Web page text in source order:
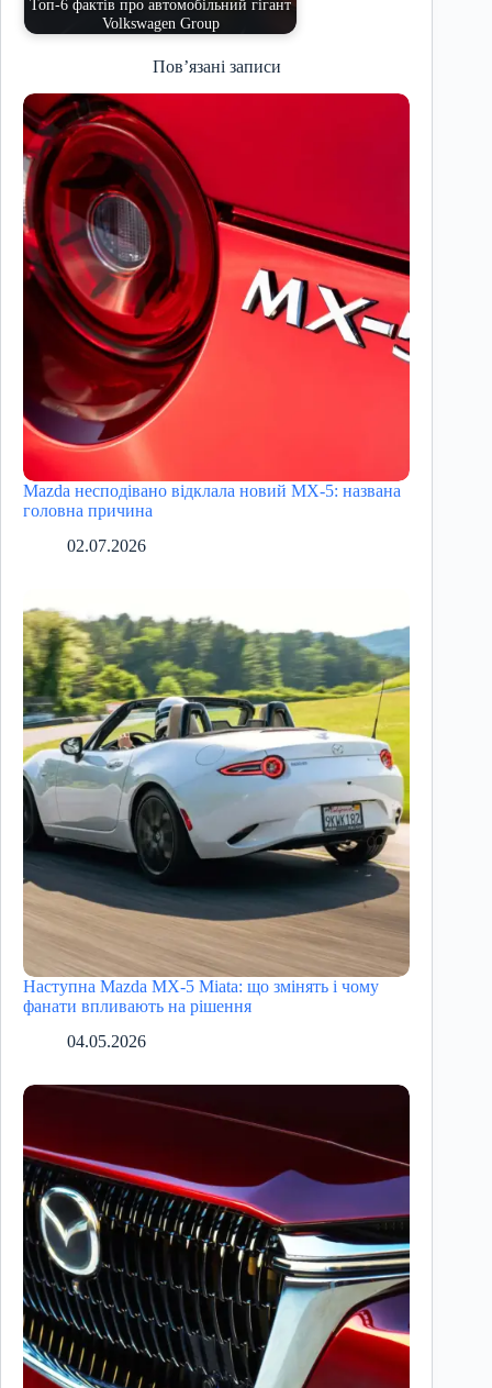
Топ-6 фактів про автомобільний гігант
Volkswagen Group
Пов’язані записи
Mazda несподівано відклала новий MX-5: названа
головна причина
02.07.2026
Наступна Mazda MX-5 Miata: що змінять і чому
фанати впливають на рішення
04.05.2026